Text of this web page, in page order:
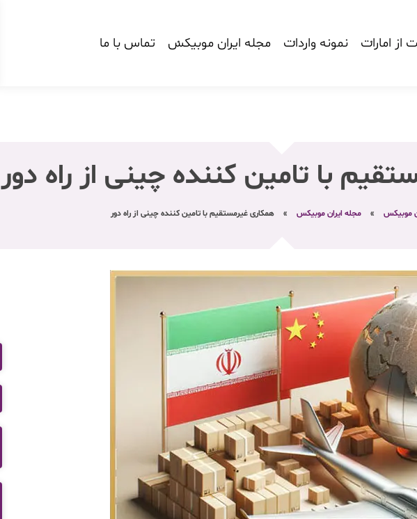
از امارات نمونه واردات مجله ایران موبیکس تماس با ما
با تامین‌ کننده چینی از راه دور
موبیکس » مجله ایران موبیکس » همکاری غیرمستقیم با تامین‌ کننده چینی از راه دور